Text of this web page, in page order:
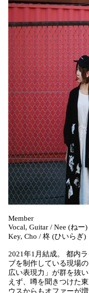
Member
Vocal, Guitar / Nee (ねー)
Key, Cho / 柊 (ひいらぎ)
2021年1月結成。 都内
ブを制作している現場
広い表現力」が群を抜
えず、噂を聞きつけた
ウスからもオファーが